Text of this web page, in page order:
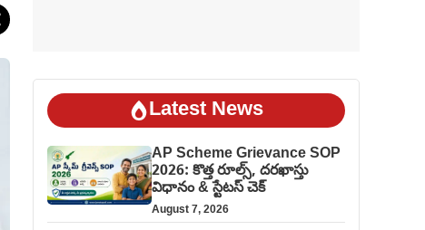
Latest News
AP Scheme Grievance SOP
2026: కొత్త రూల్స్, దరఖాస్తు
విధానం & స్టేటస్ చెక్
August 7, 2026